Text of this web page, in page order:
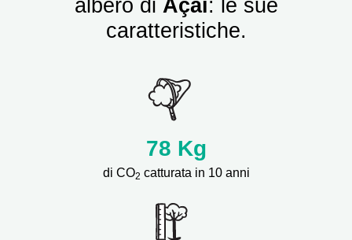
albero di Açai: le sue
caratteristiche.
78 Kg
di CO2 catturata in 10 anni